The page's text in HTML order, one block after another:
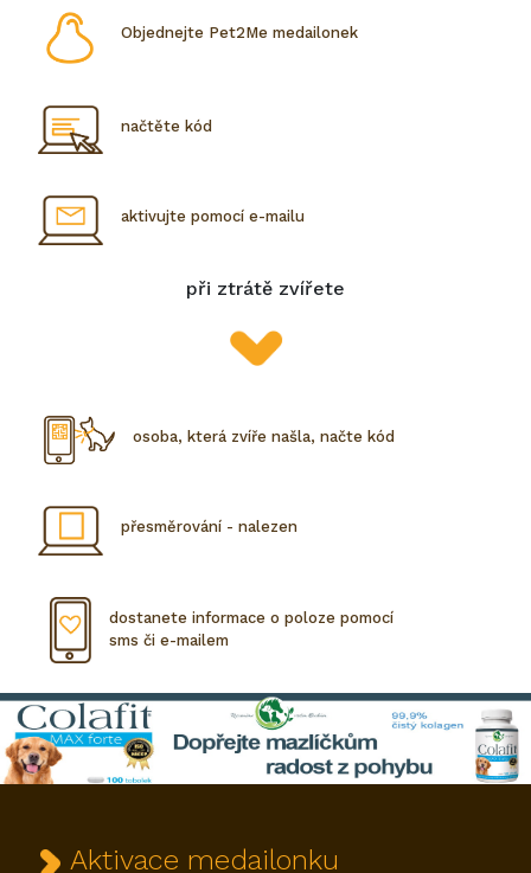
Objednejte Pet2Me medailonek
načtěte kód
aktivujte pomocí e-mailu
při ztrátě zvířete
osoba, která zvíře našla, načte kód
přesměrování - nalezen
dostanete informace o poloze pomocí
sms či e-mailem
Aktivace medailonku